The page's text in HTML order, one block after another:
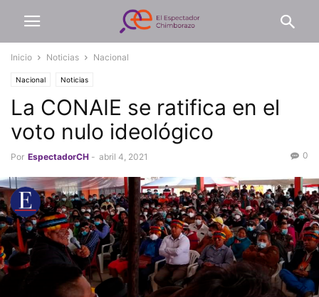
Inicio Noticias Nacional
Nacional Noticias
La CONAIE se ratifica en el
voto nulo ideológico
Por EspectadorCH - abril 4, 2021 0